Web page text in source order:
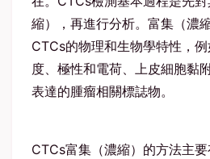
縮），再進行分析。富集（濃
CTCs的物理和生物學特性，
度、極性和電荷、上皮細胞黏
表達的腫瘤相關標誌物。
CTCs富集（濃縮）的方法主